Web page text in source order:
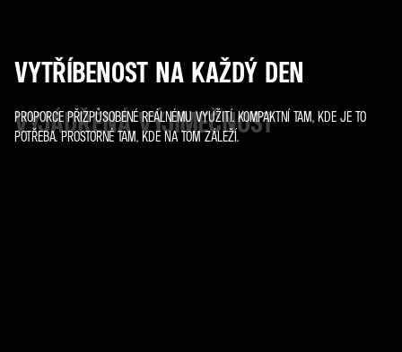
VYTŘÍBENOST NA KAŽDÝ DEN
PROPORCE PŘIZPŮSOBENÉ REÁLNÉMU VYUŽITÍ. KOMPAKTNÍ TAM, KDE JE TO
POTŘEBA. PROSTORNÉ TAM, KDE NA TOM ZÁLEŽÍ.
VYJÁDŘENÁ VÝJIMEČNOST